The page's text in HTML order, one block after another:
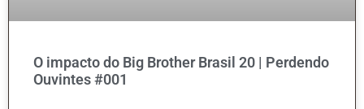
O impacto do Big Brother Brasil 20 | Perdendo
Ouvintes #001